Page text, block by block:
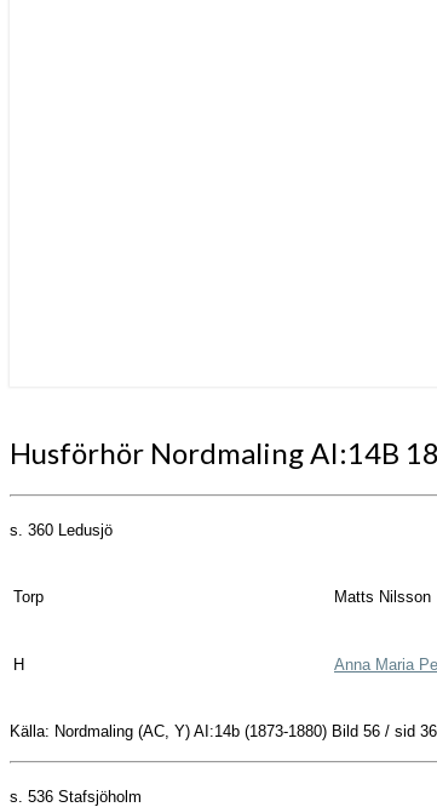
Husförhör
Nordmaling
AI:14B
1873-
1880
Husförhör Nordmaling AI:14B
s. 360 Ledusjö
Torp Matts Nilsson
H Anna Maria
Källa: Nordmaling (AC, Y) AI:14b (1873-1880) Bild 56 / sid
s. 536 Stafsjöholm